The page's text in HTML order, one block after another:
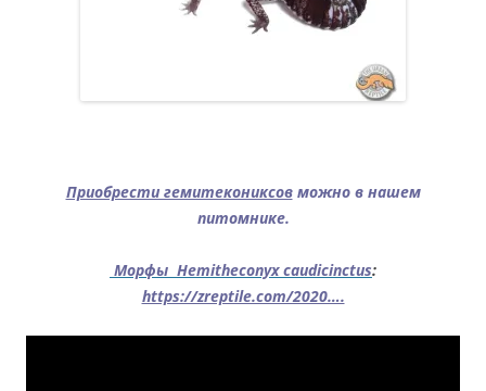
Приобрести гемитекониксовможно в нашем
питомнике.
Морфы Hemitheconyx caudicinctus:
https://zreptile.com/2020….